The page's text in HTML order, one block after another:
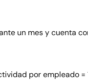
un mes y cuenta
por empleado